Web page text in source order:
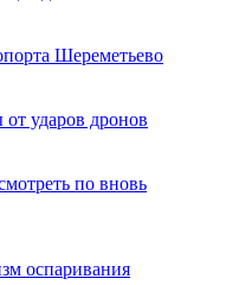
Шереметьево
от ударов дронов
по вновь
оспаривания